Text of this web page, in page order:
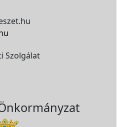
Szolgálat